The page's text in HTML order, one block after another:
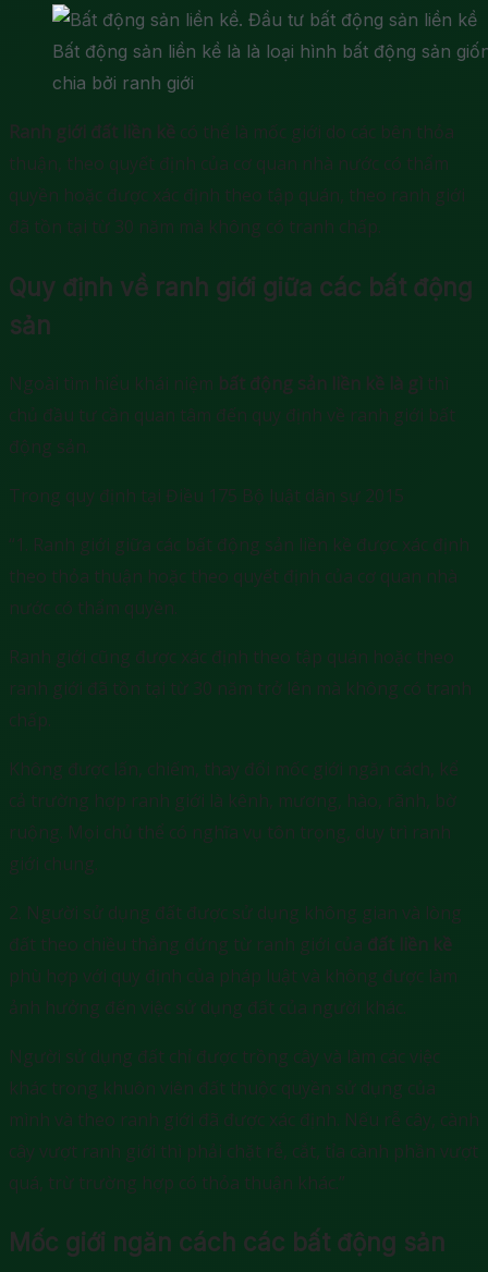
Bất động sản liền kề là là loại hình bất động sản
chia bởi ranh giới
Ranh giới đất liền kề có thể là mốc giới do các bên thỏa
thuận, theo quyết định của cơ quan nhà nước có thẩm
quyền hoặc được xác định theo tập quán, theo ranh giới
đã tồn tại từ 30 năm mà không có tranh chấp.
Quy định về ranh giới giữa các bất động
sản
Ngoài tìm hiểu khái niệm bất động sản liền kề là gì thì
chủ đầu tư cần quan tâm đến quy định về ranh giới bất
động sản.
Trong quy định tại Điều 175 Bộ luật dân sự 2015
“1. Ranh giới giữa các bất động sản liền kề được xác định
theo thỏa thuận hoặc theo quyết định của cơ quan nhà
nước có thẩm quyền.
Ranh giới cũng được xác định theo tập quán hoặc theo
ranh giới đã tồn tại từ 30 năm trở lên mà không có tranh
chấp.
Không được lấn, chiếm, thay đổi mốc giới ngăn cách, kể
cả trường hợp ranh giới là kênh, mương, hào, rãnh, bờ
ruộng. Mọi chủ thể có nghĩa vụ tôn trọng, duy trì ranh
giới chung.
2. Người sử dụng đất được sử dụng không gian và lòng
đất theo chiều thẳng đứng từ ranh giới của đất liền kề
phù hợp với quy định của pháp luật và không được làm
ảnh hưởng đến việc sử dụng đất của người khác.
Người sử dụng đất chỉ được trồng cây và làm các việc
khác trong khuôn viên đất thuộc quyền sử dụng của
mình và theo ranh giới đã được xác định. Nếu rễ cây, cành
cây vượt ranh giới thì phải chặt rễ, cắt, tỉa cành phần vượt
quá, trừ trường hợp có thỏa thuận khác.”
Mốc giới ngăn cách các bất động sản